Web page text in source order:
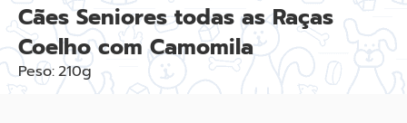
Cães Seniores todas as Raças
Coelho com Camomila
Peso:210g